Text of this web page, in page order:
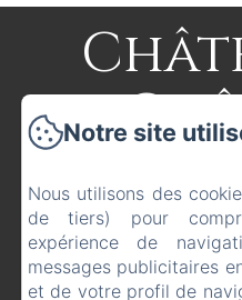
Notre site
Nous utilisons des
de tiers) pour
expérience de
messages publicitaires
et de votre profil de